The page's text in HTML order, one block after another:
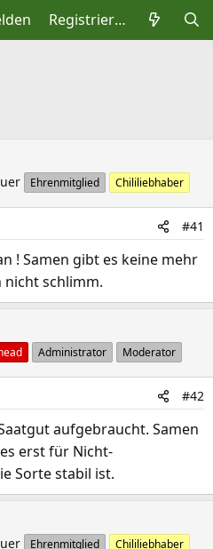
Registrieren
Ehrenmitglied Chililiebhaber
#41
! Samen gibt es keine mehr
nicht schlimm.
Administrator Moderator
#42
aufgebraucht. Samen
erst für Nicht-
Sorte stabil ist.
Ehrenmitglied Chililiebhaber